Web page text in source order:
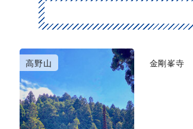
高野山 金剛峯寺